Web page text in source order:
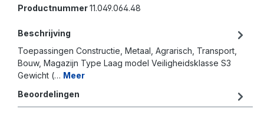
Productnummer11.049.064.48
Beschrijving
Toepassingen Constructie, Metaal, Agrarisch, Transport,
Bouw, Magazijn Type Laag model Veiligheidsklasse S3
Gewicht (… Meer
Beoordelingen